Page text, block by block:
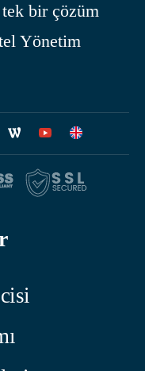
bir çözüm
Yönetim